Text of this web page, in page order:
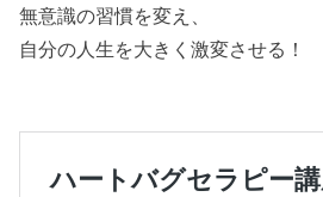
無意識の習慣を変え、
自分の人生を大きく激変させる！